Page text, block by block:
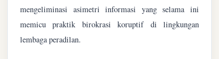
mengeliminasi asimetri informasi yang selama ini
memicu praktik birokrasi koruptif di lingkungan
lembaga peradilan.